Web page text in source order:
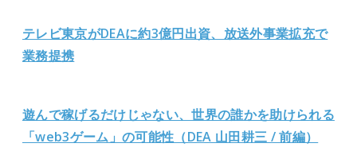
テレビ東京がDEAに約3億円出資、放送外事業拡充で
業務提携
遊んで稼げるだけじゃない、世界の誰かを助けられる
「web3ゲーム」の可能性（DEA 山田耕三 / 前編）